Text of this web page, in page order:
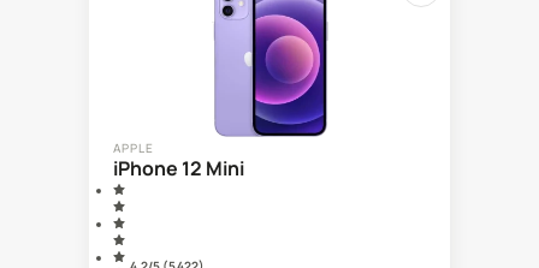
APPLE
iPhone 12 Mini